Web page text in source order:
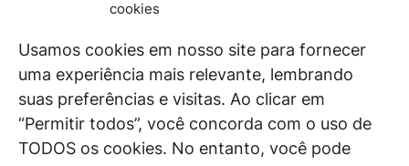
cookies
Usamos cookies em nosso site para fornecer
uma experiência mais relevante, lembrando
suas preferências e visitas. Ao clicar em
“Permitir todos”, você concorda com o uso de
TODOS os cookies. No entanto, você pode
juristas e doutrinadores nacionais, se posicionam
diante de questões relevantes do cotidiano e
universo jurídico.